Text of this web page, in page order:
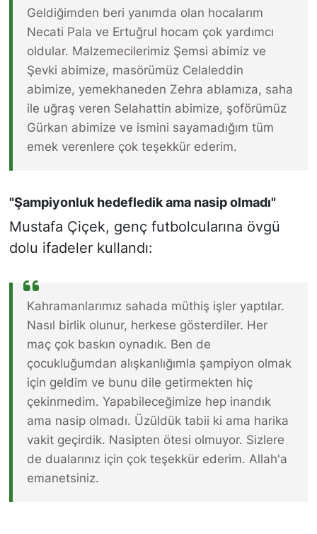
Geldiğimden beri yanımda olan hocalarım
Necati Pala ve Ertuğrul hocam çok yardımcı
oldular. Malzemecilerimiz Şemsi abimiz ve
Şevki abimize, masörümüz Celaleddin
abimize, yemekhaneden Zehra ablamıza, saha
ile uğraş veren Selahattin abimize, şoförümüz
Gürkan abimize ve ismini sayamadığım tüm
emek verenlere çok teşekkür ederim.
"Şampiyonluk hedefledik ama nasip olmadı"
Mustafa Çiçek, genç futbolcularına övgü
dolu ifadeler kullandı:
Kahramanlarımız sahada müthiş işler yaptılar.
Nasıl birlik olunur, herkese gösterdiler. Her
maç çok baskın oynadık. Ben de
çocukluğumdan alışkanlığımla şampiyon olmak
için geldim ve bunu dile getirmekten hiç
çekinmedim. Yapabileceğimize hep inandık
ama nasip olmadı. Üzüldük tabii ki ama harika
vakit geçirdik. Nasipten ötesi olmuyor. Sizlere
de dualarınız için çok teşekkür ederim. Allah'a
emanetsiniz.